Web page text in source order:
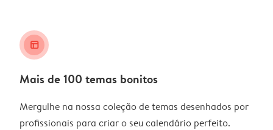
layout_alt
Mais de 100 temas bonitos
Mergulhe na nossa coleção de temas desenhados por
profissionais para criar o seu calendário perfeito.